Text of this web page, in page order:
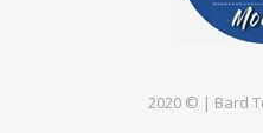
2020 © | Bard